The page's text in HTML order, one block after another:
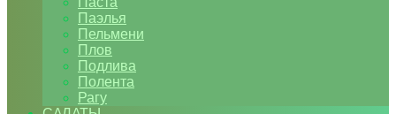
Паэлья
Пельмени
Плов
Подлива
Полента
Рагу